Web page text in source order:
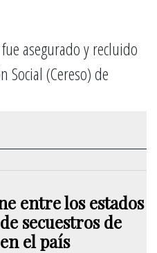
asegurado y recluido
Social (Cereso) de
entre los estados
secuestros de
el país